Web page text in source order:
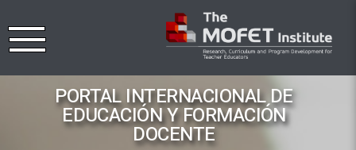
PORTAL INTERNACIONAL DE
EDUCACIÓN Y FORMACIÓN
DOCENTE